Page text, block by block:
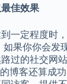
佳效果
一定程度时
果你你会发
过的社交网
博客还算成